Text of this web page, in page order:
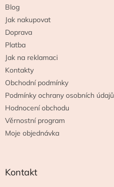
Blog
Jak nakupovat
Doprava
Platba
Jak na reklamaci
Kontakty
Obchodní podmínky
Podmínky ochrany osobních údajů
Hodnocení obchodu
Věrnostní program
Moje objednávka
Kontakt